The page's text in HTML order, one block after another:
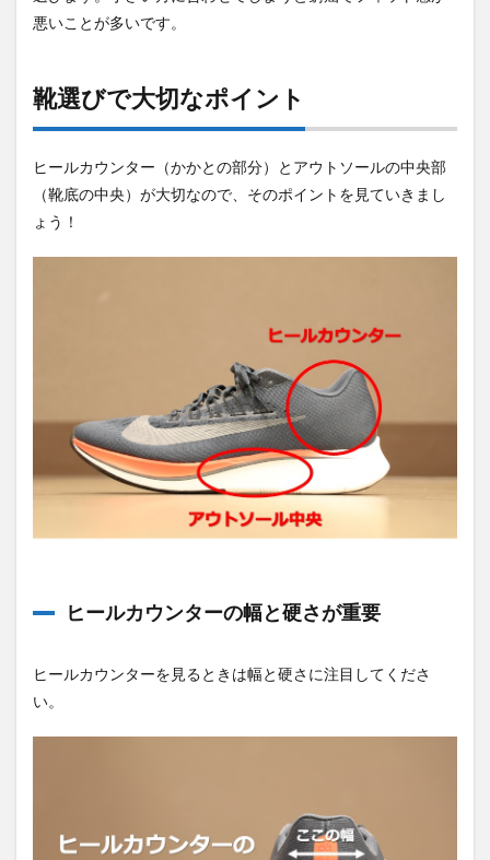
悪いことが多いです。
靴選びで大切なポイント
ヒールカウンター（かかとの部分）とアウトソールの中央部
（靴底の中央）が大切なので、そのポイントを見ていきまし
ょう！
ヒールカウンターの幅と硬さが重要
ヒールカウンターを見るときは幅と硬さに注目してくださ
い。